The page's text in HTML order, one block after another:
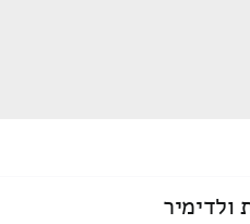
ולדימיר